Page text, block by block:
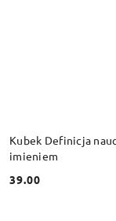
Kubek Definicja
imieniem
Cena:
39.00